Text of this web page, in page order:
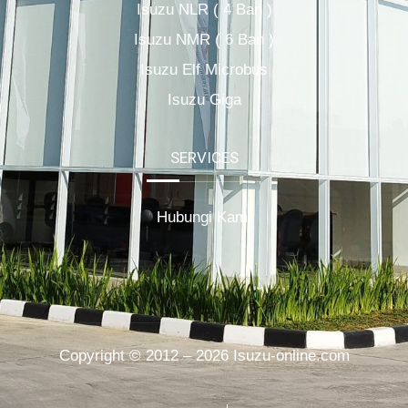
Isuzu NLR ( 4 Ban )
Isuzu NMR ( 6 Ban )
Isuzu Elf Microbus
Isuzu Giga
SERVICES
Hubungi Kami
Copyright © 2012 – 2026 Isuzu-online.com